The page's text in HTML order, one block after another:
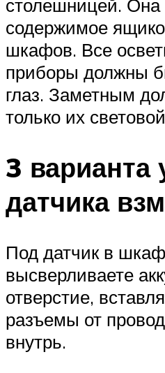
столешницей. Она
содержимое
шкафов. Все
приборы должны
глаз. Заметным
только их
3 варианта
датчика
Под датчик в
высверливаете
отверстие,
разъемы от
внутрь.